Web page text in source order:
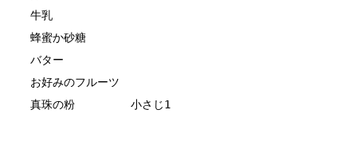
牛乳
蜂蜜か砂糖
バター
お好みのフルーツ
真珠の粉　　　　　小さじ1